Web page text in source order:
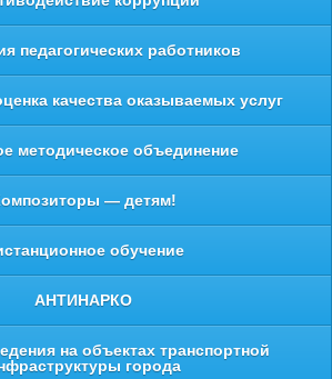
педагогических работников
качества оказываемых услуг
методическое объединение
— детям!
обучение
АНТИНАРКО
на объектах транспортной
города